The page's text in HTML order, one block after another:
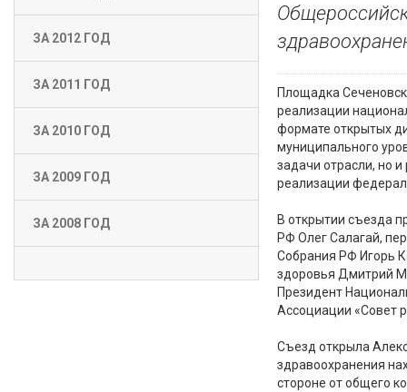
ЗА 2012 ГОД
ЗА 2011 ГОД
ЗА 2010 ГОД
ЗА 2009 ГОД
ЗА 2008 ГОД
Площадка
реализации
формате открытых
муниципального
задачи отрасли, но
реализации
В открытии съезда
РФ Олег Салагай,
Собрания РФ Игорь
здоровья Дмитрий
Президент
Ассоциации «Совет
Съезд открыла
здравоохранения
стороне от общего